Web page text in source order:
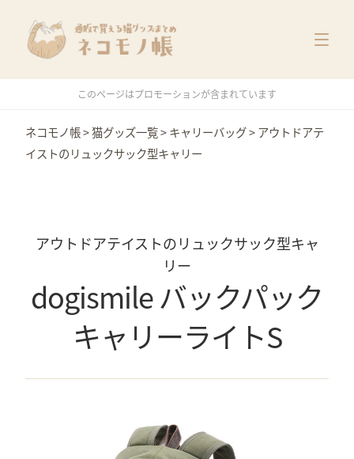
猫グッズ一覧
メーカー別
価格別
このページはプロモーションが含まれています
ネコモノ帳>猫グッズ一覧>キャリーバッグ>アウトドアテ
イストのリュックサック型キャリー
アウトドアテイストのリュックサック型キャ
リー
dogismile バックパック
キャリーライトS